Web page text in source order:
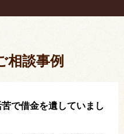
相談事例
で借金を遺していまし